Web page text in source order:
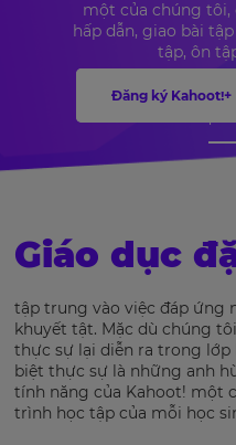
một của chúng tôi,
hấp dẫn, giao bài
tập, ôn
Đăng ký Kahoot!+
Giáo dục
tập trung vào việc đáp ứng
khuyết tật. Mặc dù chúng
thực sự lại diễn ra trong lớp
biệt thực sự là những anh
tính năng của Kahoot! một
trình học tập của mỗi học